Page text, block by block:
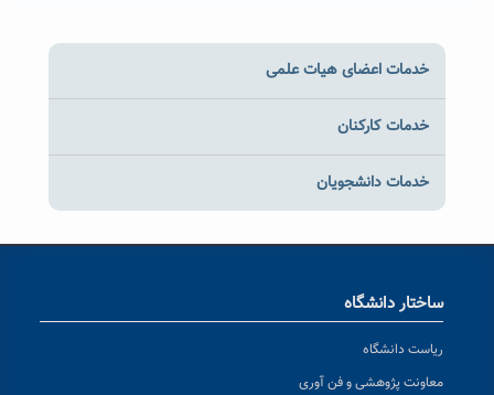
خدمات اعضای هیات علمی
خدمات کارکنان
خدمات دانشجویان
ساختار دانشگاه
ریاست دانشگاه
معاونت پژوهشی و فن آوری